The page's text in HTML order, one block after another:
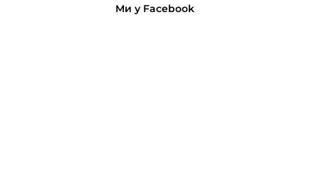
Ми у Facebook